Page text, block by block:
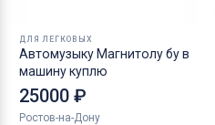
ДЛЯ ЛЕГКОВЫХ
Автомузыку Магнитолу бу в
машину куплю
25000 ₽
Ростов-на-Дону